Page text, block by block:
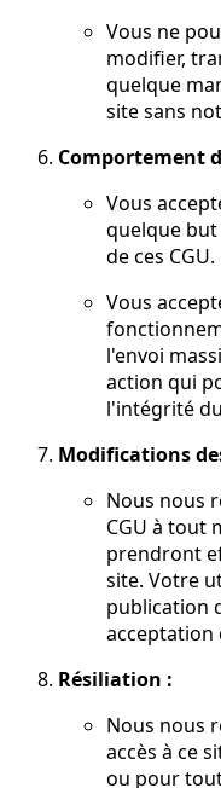
Vous ne
modifier,
quelque
site sans
Comportement
Vous
quelque
de ces CGU.
Vous
l'envoi
action qui
l'intégrité
Modifications
Nous nous
CGU à tout
prendront
site. Votre
publication
acceptation
Résiliation :
Nous nous
accès à ce
ou pour